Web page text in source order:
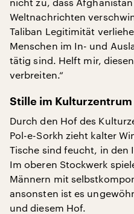
Weltnachrichten
Taliban Legitimität
Menschen im In- und
tätig sind. Helft mir,
verbreiten.“
Stille im Kulturzentrum
Durch den Hof des
Pol-e-Sorkh zieht kalter
Tische sind feucht, in den
Im oberen Stockwerk
Männern mit
ansonsten ist es
und diesem Hof.